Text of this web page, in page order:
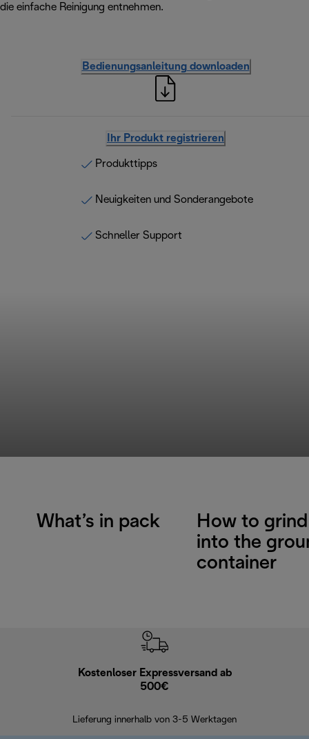
die einfache Reinigung entnehmen.
Bedienungsanleitung downloaden
Ihr Produkt registrieren
Produkttipps
Neuigkeiten und Sonderangebote
Schneller Support
What’s in pack
How to
into the
container
Kostenloser Expressversand ab
500€
Lieferung innerhalb von 3-5 Werktagen